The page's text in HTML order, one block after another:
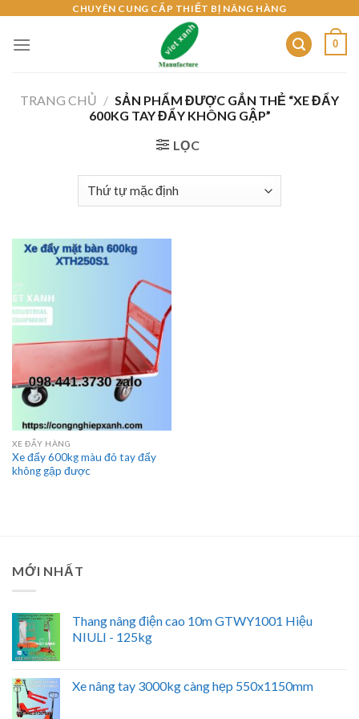
content
CHUYÊN CUNG CẤP THIẾT BỊ NÂNG HÀNG
0
TRANG CHỦ / SẢN PHẨM ĐƯỢC GẮN THẺ “XE ĐẨY
600KG TAY ĐẨY KHÔNG GẬP”
LỌC
XE ĐẨY HÀNG
Xe đẩy 600kg màu đỏ tay đẩy
không gập được
MỚI NHẤT
Thang nâng điện cao 10m GTWY1001 Hiệu
NIULI - 125kg
Xe nâng tay 3000kg càng hẹp 550x1150mm